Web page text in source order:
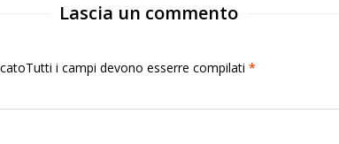
Lascia un commento
i campi devono esserre compilati *